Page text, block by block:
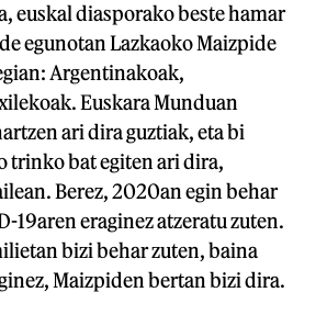
euskal diasporako beste hamar
egunotan Lazkaoko Maizpide
Argentinakoak,
Euskara Munduan
ari dira guztiak, eta bi
trinko bat egiten ari dira,
Berez, 2020an egin behar
19aren eraginez atzeratu zuten.
bizi behar zuten, baina
Maizpiden bertan bizi dira.